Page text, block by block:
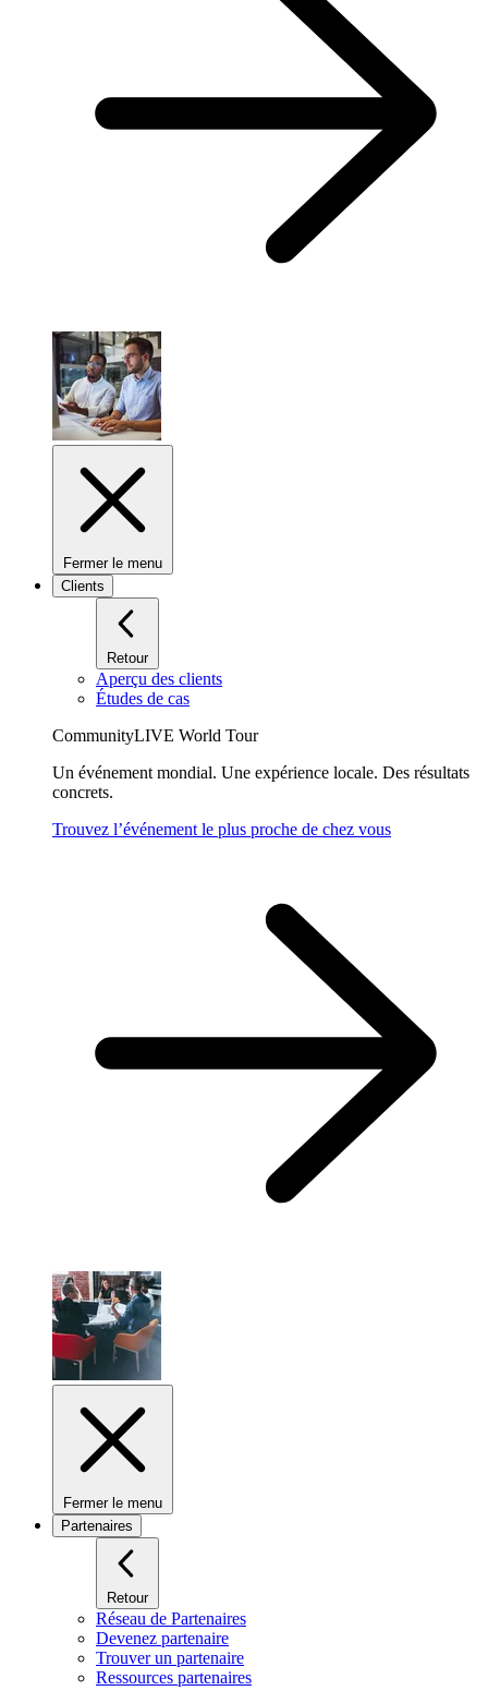
Fermer le menu
Clients
Retour
Aperçu des clients
Études de cas
CommunityLIVE World Tour
Un événement mondial. Une expérience locale. Des résultats
concrets.
Trouvez l’événement le plus proche de chez vous
Fermer le menu
Partenaires
Retour
Réseau de Partenaires
Devenez partenaire
Trouver un partenaire
Ressources partenaires